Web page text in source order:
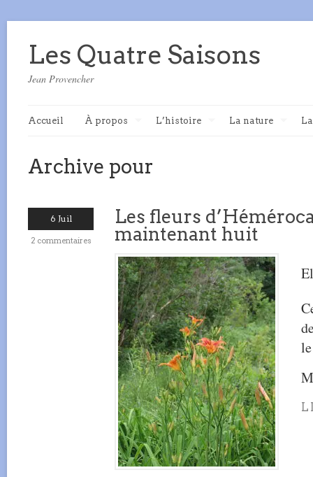
Les Quatre Saisons
Jean Provencher
Accueil À propos L’histoire La nature
Archive pour
6 Juil
2 commentaires
Les fleurs
maintenant huit